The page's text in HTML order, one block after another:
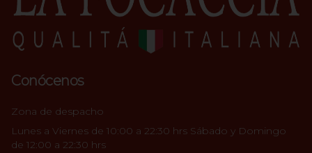
Conócenos
Zona de despacho
Lunes a Viernes de 10:00 a 22:30 hrs Sábado y Domingo
de 12:00 a 22:30 hrs